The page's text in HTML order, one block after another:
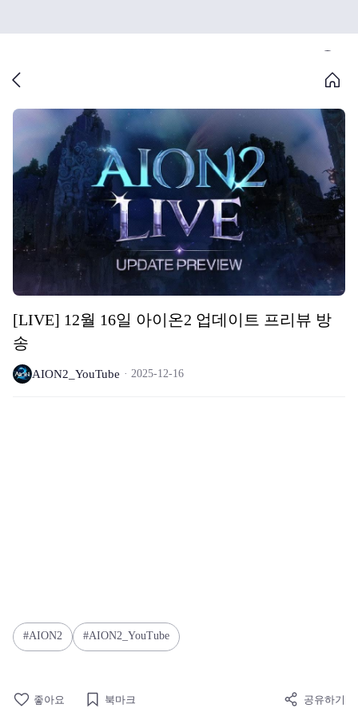
[LIVE] 12월 16일 아이온2 업데이트 프리뷰 방
송
AION2_YouTube 2025-12-16
AION2 AION2_YouTube
좋아요 북마크 공유하기